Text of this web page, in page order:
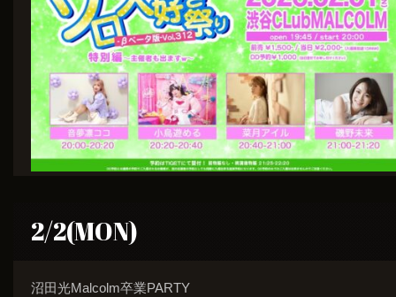
2/2(MON)
沼田光Malcolm卒業PARTY